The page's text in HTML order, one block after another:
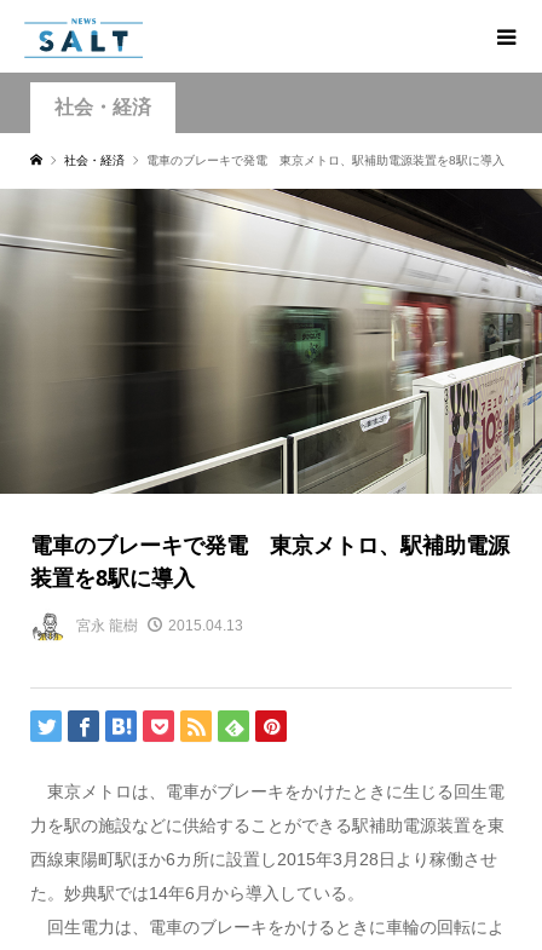
社会・経済
社会・経済 電車のブレーキで発電 東京メトロ、駅補助電源装置を8駅に導入
電車のブレーキで発電 東京メトロ、駅補助電源
装置を8駅に導入
宮永 龍樹 2015.04.13
東京メトロは、電車がブレーキをかけたときに生じる回生電
力を駅の施設などに供給することができる駅補助電源装置を東
西線東陽町駅ほか6カ所に設置し2015年3月28日より稼働させ
た。妙典駅では14年6月から導入している。
回生電力は、電車のブレーキをかけるときに車輪の回転によ